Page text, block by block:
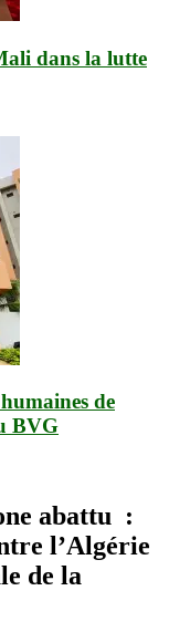
dans la lutte
de
BVG
abattu :
l’Algérie
de la